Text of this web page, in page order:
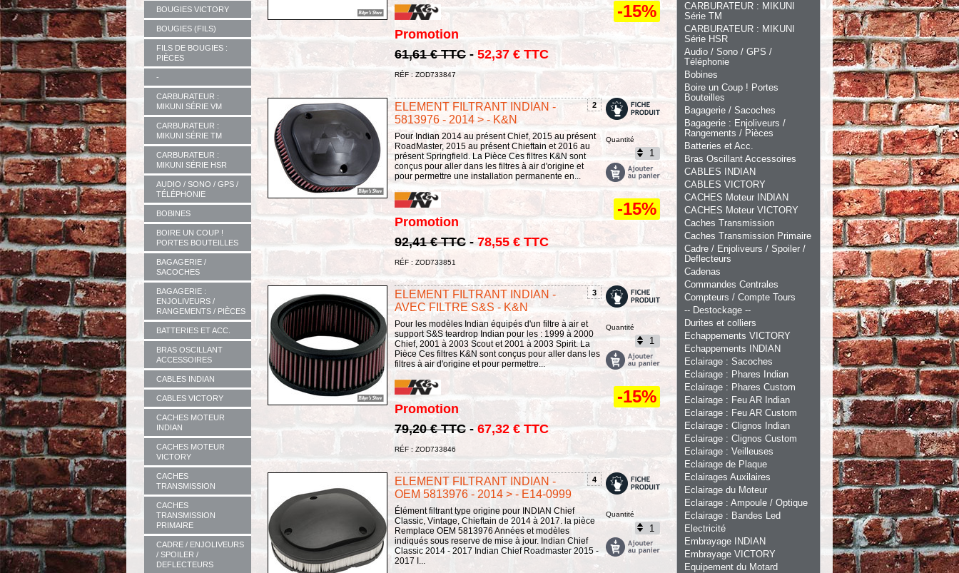
BOUGIES VICTORY
BOUGIES (FILS)
FILS DE BOUGIES :
PIÈCES
-
CARBURATEUR :
MIKUNI SÉRIE VM
CARBURATEUR :
MIKUNI SÉRIE TM
CARBURATEUR :
MIKUNI SÉRIE HSR
AUDIO / SONO / GPS /
TÉLÉPHONIE
BOBINES
BOIRE UN COUP !
PORTES BOUTEILLES
BAGAGERIE /
SACOCHES
BAGAGERIE :
ENJOLIVEURS /
RANGEMENTS / PIÈCES
BATTERIES ET ACC.
BRAS OSCILLANT
ACCESSOIRES
CABLES INDIAN
CABLES VICTORY
CACHES MOTEUR
INDIAN
CACHES MOTEUR
VICTORY
CACHES
TRANSMISSION
CACHES
TRANSMISSION
PRIMAIRE
CADRE / ENJOLIVEURS
/ SPOILER /
DEFLECTEURS
Promotion
61,61 € TTC - 52,37 € TTC
RÉF : ZOD733847
-15%
2
ELEMENT FILTRANT INDIAN -
5813976 - 2014 > - K&N
Pour Indian 2014 au présent Chief, 2015 au présent
RoadMaster, 2015 au présent Chieftain et 2016 au
présent Springfield. La Pièce Ces filtres K&N sont
conçus pour aller dans les filtres à air d'origine et
pour permettre une installation permanente en...
Promotion
92,41 € TTC - 78,55 € TTC
RÉF : ZOD733851
Quantité
-15%
3
ELEMENT FILTRANT INDIAN -
AVEC FILTRE S&S - K&N
Pour les modèles Indian équipés d'un filtre à air et
support S&S teardrop Indian pour les : 1999 à 2000
Chief, 2001 à 2003 Scout et 2001 à 2003 Spirit. La
Pièce Ces filtres K&N sont conçus pour aller dans les
filtres à air d'origine et pour permettre...
Promotion
79,20 € TTC - 67,32 € TTC
RÉF : ZOD733846
Quantité
-15%
4
ELEMENT FILTRANT INDIAN -
OEM 5813976 - 2014 > - E14-0999
Élément filtrant type origine pour INDIAN Chief
Classic, Vintage, Chieftain de 2014 à 2017. la pièce
Remplace OEM 5813976 Années et modèles
indiqués sous reserve de mise à jour. Indian Chief
Classic 2014 - 2017 Indian Chief Roadmaster 2015 -
2017 I...
Quantité
CARBURATEUR : MIKUNI
Série TM
CARBURATEUR : MIKUNI
Série HSR
Audio / Sono / GPS /
Téléphonie
Bobines
Boire un Coup ! Portes
Bouteilles
Bagagerie / Sacoches
Bagagerie : Enjoliveurs /
Rangements / Pièces
Batteries et Acc.
Bras Oscillant Accessoires
CABLES INDIAN
CABLES VICTORY
CACHES Moteur INDIAN
CACHES Moteur VICTORY
Caches Transmission
Caches Transmission Primaire
Cadre / Enjoliveurs / Spoiler /
Deflecteurs
Cadenas
Commandes Centrales
Compteurs / Compte Tours
-- Destockage --
Durites et colliers
Echappements VICTORY
Echappements INDIAN
Eclairage : Sacoches
Eclairage : Phares Indian
Eclairage : Phares Custom
Eclairage : Feu AR Indian
Eclairage : Feu AR Custom
Eclairage : Clignos Indian
Eclairage : Clignos Custom
Eclairage : Veilleuses
Eclairage de Plaque
Eclairages Auxilaires
Eclairage du Moteur
Eclairage : Ampoule / Optique
Eclairage : Bandes Led
Electricité
Embrayage INDIAN
Embrayage VICTORY
Equipement du Motard